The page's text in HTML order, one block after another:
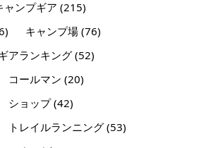
ャンプギア (215)
キャンプ場(76)
アランキング(52)
コールマン (20)
ショップ(42)
トレイルランニング(53)